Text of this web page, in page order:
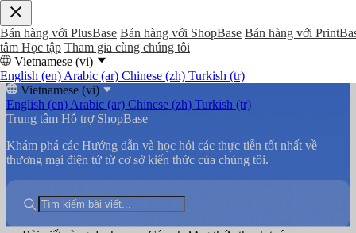
Bán hàng với PlusBase Bán hàng với ShopBase Bán hàng với
tâm Học tập Tham gia cùng chúng tôi
Vietnamese (vi)
English (en) Arabic (ar) Chinese (zh) Turkish (tr)
Vietnamese (vi)
English (en) Arabic (ar) Chinese (zh) Turkish (tr)
Trung tâm Hỗ trợ ShopBase
Khám phá các Hướng dẫn và học hỏi các thực tiễn tốt nhất về
thương mại điện tử từ cơ sở kiến thức của chúng tôi.